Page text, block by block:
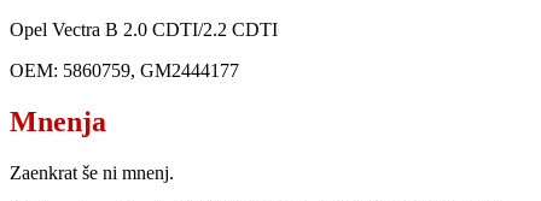
Opel Vectra B 2.0 CDTI/2.2 CDTI
OEM: 5860759, GM2444177
Mnenja
Zaenkrat še ni mnenj.